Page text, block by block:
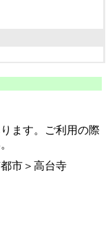
ます。ご利用の際
都市＞高台寺